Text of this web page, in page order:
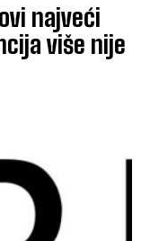
najveći
više nije